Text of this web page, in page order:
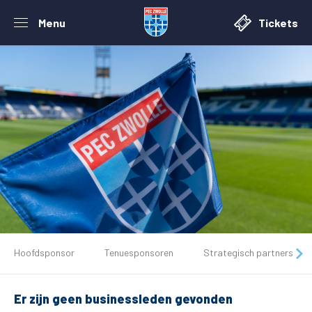
Menu Tickets
Tickets
Matchdays
Hoofdsponsor Tenuesponsoren Strategisch partners
Er zijn geen businessleden gevonden